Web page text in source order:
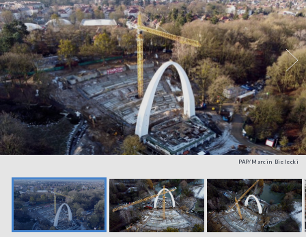
PAP/Marcin Bielecki